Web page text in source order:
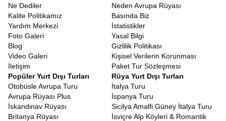
Ne Dediler
Kalite Politikamız
Yardım Merkezi
Foto Galeri
Blog
Video Galeri
İletişim
Neden Avrupa Rüyası
Basında Biz
İstatistikler
Yasal Bilgi
Gizlilik Politikası
Kişisel Verilerin Korunması
Paket Tur Sözleşmesi
Popüler Yurt Dışı Turları
Otobüsle Avrupa Turu
Avrupa Rüyası Plus
İskandinav Rüyası
Britanya Rüyası
Rüya Yurt Dışı Turları
İtalya Turu
İspanya Turu
Sicilya Amalfi Güney İtalya Turu
İsviçre Alp Köyleri & Romantik